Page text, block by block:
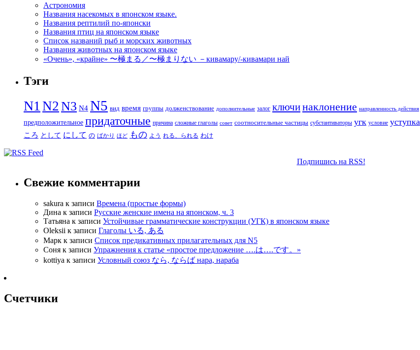
Астрономия
Названия насекомых в японском языке.
Названия рептилий по-японски
Названия птиц на японском языке
Список названий рыб и морских животных
Названия животных на японском языке
«Очень», «крайне» 〜極まる／〜極まりない －кивамару/-кивамари най
Тэги
N1 N2 N3 N4 N5 вид время группы долженствование дополнительные залог ключинаклонение направленность действия
предположительное придаточные причина сложные глаголы совет соотносительные частицы субстантиваторы угк условие уступка
ころ として にして の ばかり ほど もの よう れる、られる わけ
Подпишись на RSS!
Свежие комментарии
sakura к записи Времена (простые формы)
Дина к записи Русские женские имена на японском, ч. 3
Татьяна к записи Устойчивые грамматические конструкции (УГК) в японском языке
Oleksii к записи Глаголы いる, ある
Марк к записи Список предикативных прилагательных для N5
Соня к записи Упражнения к статье «простое предложение ….は….です。»
kottiya к записи Условный союз なら, ならば нара, нараба
Счетчики